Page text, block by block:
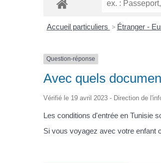
Accueil particuliers > Étranger -
Question-réponse
Avec quels
Vérifié le 19 avril 2023 - Direction de
Les conditions d'entrée en Tunisie
Si vous voyagez avec votre enfant